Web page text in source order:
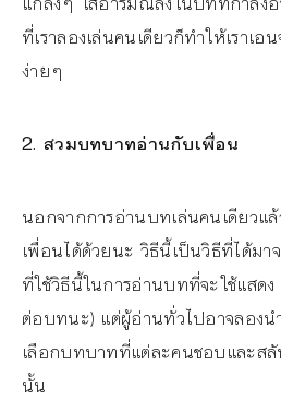
ที่เราลองเล่นคนเดียวก็ทำให้เราเ
ง่ายๆ
2. สวมบทบาทอ่านกับเพื่อน
นอกจากการอ่านบทเล่นคนเดียวแ
เพื่อนได้ด้วยนะ วิธีนี้เป็นวิธีที่ได้มา
ที่ใช้วิธีนี้ในการอ่านบทที่จะใช้แสด
ต่อบทนะ) แต่ผู้อ่านทั่วไปอาจลองน
เลือกบทบาทที่แต่ละคนชอบและส
นั้น